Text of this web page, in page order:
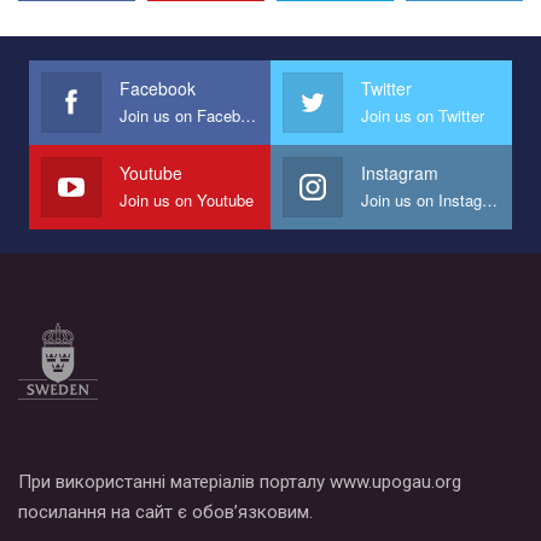
Facebook
Join us on Facebook
Twitter
Join us on Twitter
Youtube
Join us on Youtube
Instagram
Join us on Instagram
При використанні матеріалів порталу www.upogau.org
посилання на сайт є обов’язковим.